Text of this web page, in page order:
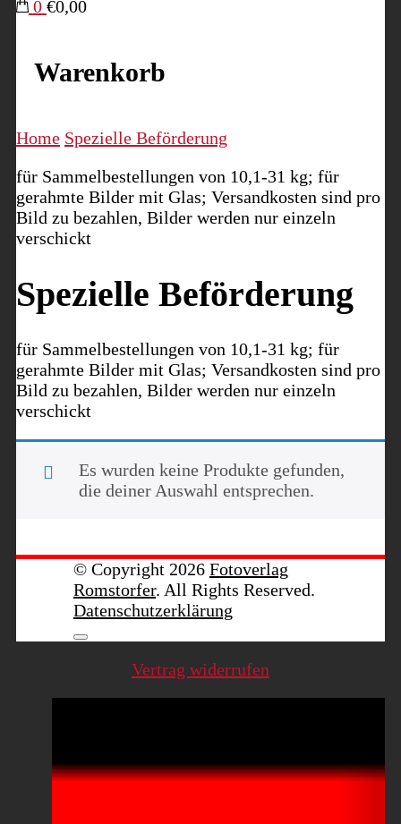
0 €0,00
Warenkorb
Home Spezielle Beförderung
für Sammelbestellungen von 10,1-31 kg; für
gerahmte Bilder mit Glas; Versandkosten sind pro
Bild zu bezahlen, Bilder werden nur einzeln
verschickt
Spezielle Beförderung
für Sammelbestellungen von 10,1-31 kg; für
gerahmte Bilder mit Glas; Versandkosten sind pro
Bild zu bezahlen, Bilder werden nur einzeln
verschickt
Es wurden keine Produkte gefunden,
die deiner Auswahl entsprechen.
© Copyright 2026 Fotoverlag
Romstorfer. All Rights Reserved.
Datenschutzerklärung
Vertrag widerrufen